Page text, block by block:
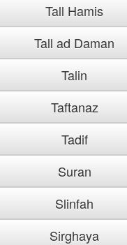
Tall Hamis
Tall ad Daman
Talin
Taftanaz
Tadif
Suran
Slinfah
Sirghaya